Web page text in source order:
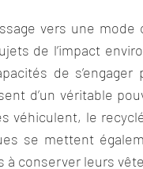
vers une mode
de l’impact
de
d’un véritable
véhiculent, le
se mettent
à conserver leurs